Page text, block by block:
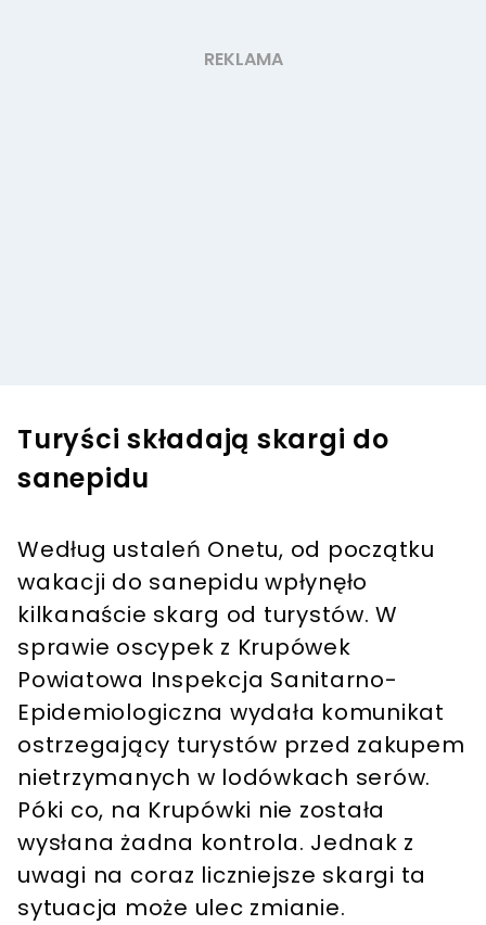
Turyści składają skargi do
sanepidu
Według ustaleń Onetu, od początku
wakacji do sanepidu wpłynęło
kilkanaście skarg od turystów. W
sprawie oscypek z Krupówek
Powiatowa Inspekcja Sanitarno-
Epidemiologiczna wydała komunikat
ostrzegający turystów przed zakupem
nietrzymanych w lodówkach serów.
Póki co, na Krupówki nie została
wysłana żadna kontrola. Jednak z
uwagi na coraz liczniejsze skargi ta
sytuacja może ulec zmianie.